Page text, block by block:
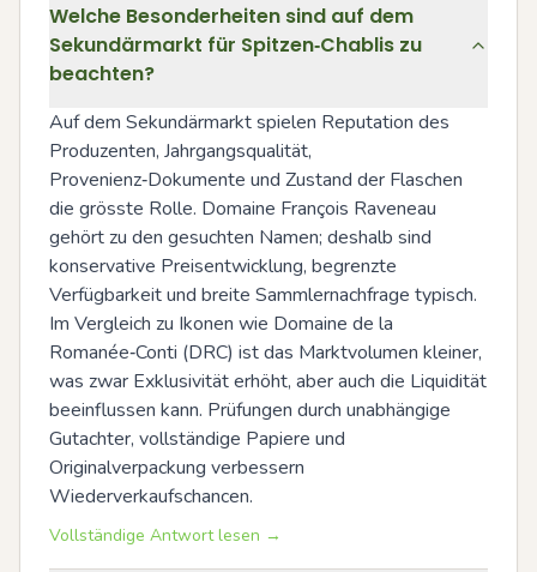
Welche Besonderheiten sind auf dem
Sekundärmarkt für Spitzen‑Chablis zu
beachten?
Auf dem Sekundärmarkt spielen Reputation des
Produzenten, Jahrgangsqualität,
Provenienz‑Dokumente und Zustand der Flaschen
die grösste Rolle. Domaine François Raveneau
gehört zu den gesuchten Namen; deshalb sind
konservative Preisentwicklung, begrenzte
Verfügbarkeit und breite Sammlernachfrage typisch.
Im Vergleich zu Ikonen wie Domaine de la
Romanée‑Conti (DRC) ist das Marktvolumen kleiner,
was zwar Exklusivität erhöht, aber auch die Liquidität
beeinflussen kann. Prüfungen durch unabhängige
Gutachter, vollständige Papiere und
Originalverpackung verbessern
Wiederverkaufschancen.
Vollständige Antwort lesen →